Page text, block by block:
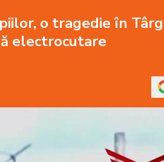
o tragedie în
electrocutare